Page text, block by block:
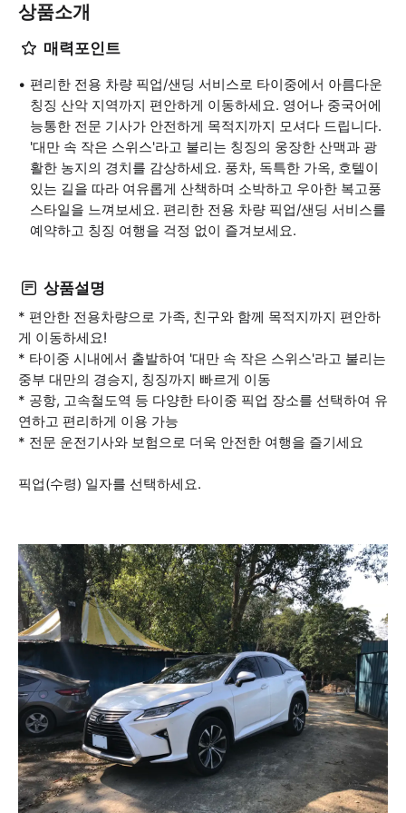
상품소개
매력포인트
편리한 전용 차량 픽업/샌딩 서비스로 타이중에서 아름다운
칭징 산악 지역까지 편안하게 이동하세요. 영어나 중국어에
능통한 전문 기사가 안전하게 목적지까지 모셔다 드립니다.
'대만 속 작은 스위스'라고 불리는 칭징의 웅장한 산맥과 광
활한 농지의 경치를 감상하세요. 풍차, 독특한 가옥, 호텔이
있는 길을 따라 여유롭게 산책하며 소박하고 우아한 복고풍
스타일을 느껴보세요. 편리한 전용 차량 픽업/샌딩 서비스를
예약하고 칭징 여행을 걱정 없이 즐겨보세요.
상품설명
* 편안한 전용차량으로 가족, 친구와 함께 목적지까지 편안하
게 이동하세요!
* 타이중 시내에서 출발하여 '대만 속 작은 스위스'라고 불리는
중부 대만의 경승지, 칭징까지 빠르게 이동
* 공항, 고속철도역 등 다양한 타이중 픽업 장소를 선택하여 유
연하고 편리하게 이용 가능
* 전문 운전기사와 보험으로 더욱 안전한 여행을 즐기세요
픽업(수령) 일자를 선택하세요.